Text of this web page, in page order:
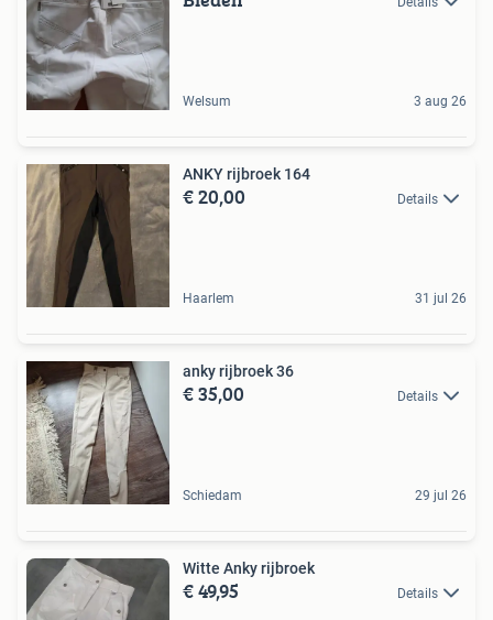
Welsum 3 aug 26
ANKY rijbroek 164
€ 20,00 Details
Haarlem 31 jul 26
anky rijbroek 36
€ 35,00 Details
Schiedam 29 jul 26
Witte Anky rijbroek
€ 49,95 Details